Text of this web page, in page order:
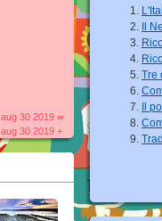
aug 30 2019 ∞
aug 30 2019 +
Il
Tre
Il